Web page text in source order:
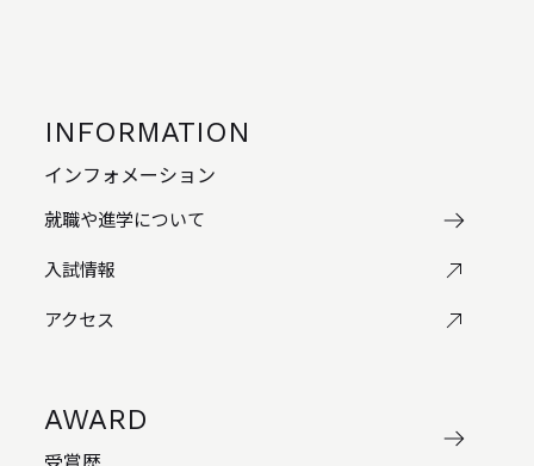
INFORMATION
インフォメーション
就職や進学について
入試情報
アクセス
AWARD